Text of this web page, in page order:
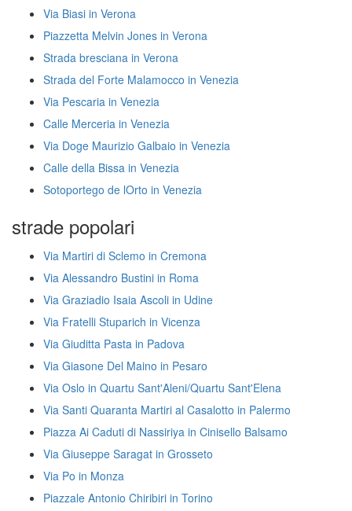
Via Biasi in Verona
Piazzetta Melvin Jones in Verona
Strada bresciana in Verona
Strada del Forte Malamocco in Venezia
Via Pescaria in Venezia
Calle Merceria in Venezia
Via Doge Maurizio Galbaio in Venezia
Calle della Bissa in Venezia
Sotoportego de lOrto in Venezia
strade popolari
Via Martiri di Sclemo in Cremona
Via Alessandro Bustini in Roma
Via Graziadio Isaia Ascoli in Udine
Via Fratelli Stuparich in Vicenza
Via Giuditta Pasta in Padova
Via Giasone Del Maino in Pesaro
Via Oslo in Quartu Sant'Aleni/Quartu Sant'Elena
Via Santi Quaranta Martiri al Casalotto in Palermo
Piazza Ai Caduti di Nassiriya in Cinisello Balsamo
Via Giuseppe Saragat in Grosseto
Via Po in Monza
Piazzale Antonio Chiribiri in Torino